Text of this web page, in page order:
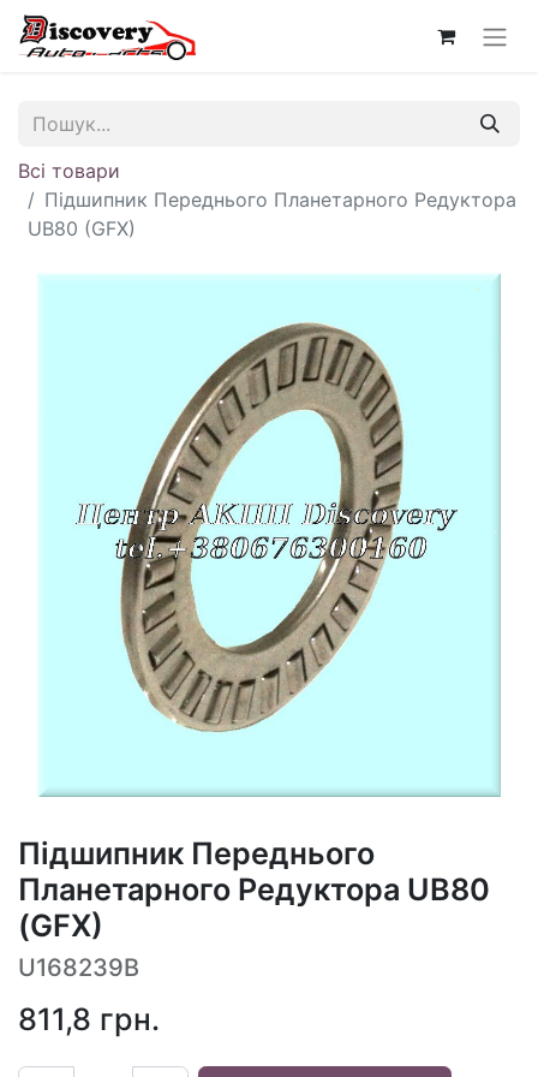
Всі товари
Підшипник Переднього Планетарного Редуктора
UB80 (GFX)
Підшипник Переднього
Планетарного Редуктора UB80
(GFX)
U168239B
811,8 грн.